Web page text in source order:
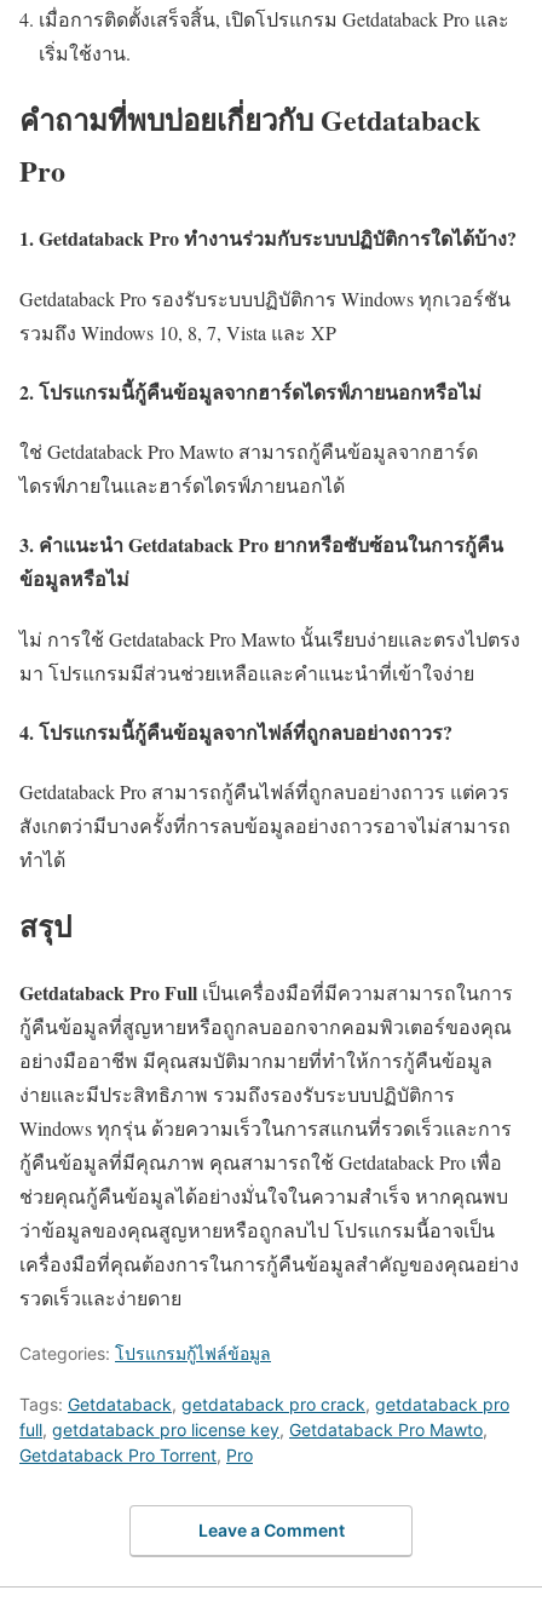
เมื่อการติดตั้งเสร็จสิ้น, เปิดโปรแกรม Getdataback Pro และ
เริ่มใช้งาน.
คำถามที่พบบ่อยเกี่ยวกับ Getdataback
Pro
1. Getdataback Pro ทำงานร่วมกับระบบปฏิบัติการใดได้บ้าง?
Getdataback Pro รองรับระบบปฏิบัติการ Windows ทุกเวอร์ชัน
รวมถึง Windows 10, 8, 7, Vista และ XP
2. โปรแกรมนี้กู้คืนข้อมูลจากฮาร์ดไดรฟ์ภายนอกหรือไม่
ใช่ Getdataback Pro Mawto สามารถกู้คืนข้อมูลจากฮาร์ด
ไดรฟ์ภายในและฮาร์ดไดรฟ์ภายนอกได้
3. คำแนะนำ Getdataback Pro ยากหรือซับซ้อนในการกู้คืน
ข้อมูลหรือไม่
ไม่ การใช้ Getdataback Pro Mawto นั้นเรียบง่ายและตรงไปตรง
มา โปรแกรมมีส่วนช่วยเหลือและคำแนะนำที่เข้าใจง่าย
4. โปรแกรมนี้กู้คืนข้อมูลจากไฟล์ที่ถูกลบอย่างถาวร?
Getdataback Pro สามารถกู้คืนไฟล์ที่ถูกลบอย่างถาวร แต่ควร
สังเกตว่ามีบางครั้งที่การลบข้อมูลอย่างถาวรอาจไม่สามารถ
ทำได้
สรุป
Getdataback Pro Full เป็นเครื่องมือที่มีความสามารถในการ
กู้คืนข้อมูลที่สูญหายหรือถูกลบออกจากคอมพิวเตอร์ของคุณ
อย่างมืออาชีพ มีคุณสมบัติมากมายที่ทำให้การกู้คืนข้อมูล
ง่ายและมีประสิทธิภาพ รวมถึงรองรับระบบปฏิบัติการ
Windows ทุกรุ่น ด้วยความเร็วในการสแกนที่รวดเร็วและการ
กู้คืนข้อมูลที่มีคุณภาพ คุณสามารถใช้ Getdataback Pro เพื่อ
ช่วยคุณกู้คืนข้อมูลได้อย่างมั่นใจในความสำเร็จ หากคุณพบ
ว่าข้อมูลของคุณสูญหายหรือถูกลบไป โปรแกรมนี้อาจเป็น
เครื่องมือที่คุณต้องการในการกู้คืนข้อมูลสำคัญของคุณอย่าง
รวดเร็วและง่ายดาย
Categories: โปรแกรมกู้ไฟล์ข้อมูล
Tags: Getdataback, getdataback pro crack, getdataback pro
full, getdataback pro license key, Getdataback Pro Mawto,
Getdataback Pro Torrent, Pro
Leave a Comment